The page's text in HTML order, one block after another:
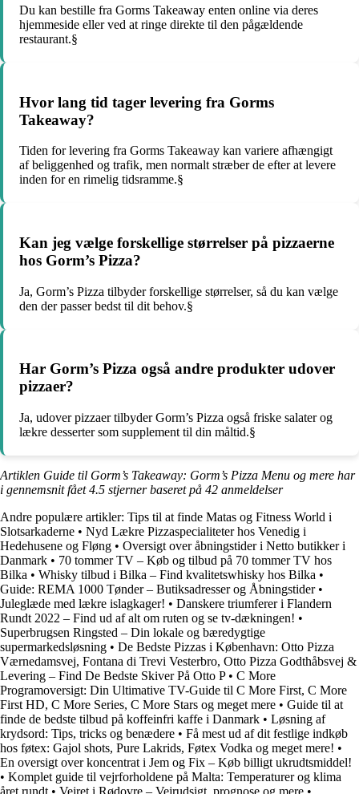
Du kan bestille fra Gorms Takeaway enten online via deres
hjemmeside eller ved at ringe direkte til den pågældende
restaurant.§
Hvor lang tid tager levering fra Gorms
Takeaway?
Tiden for levering fra Gorms Takeaway kan variere afhængigt
af beliggenhed og trafik, men normalt stræber de efter at levere
inden for en rimelig tidsramme.§
Kan jeg vælge forskellige størrelser på pizzaerne
hos Gorm’s Pizza?
Ja, Gorm’s Pizza tilbyder forskellige størrelser, så du kan vælge
den der passer bedst til dit behov.§
Har Gorm’s Pizza også andre produkter udover
pizzaer?
Ja, udover pizzaer tilbyder Gorm’s Pizza også friske salater og
lækre desserter som supplement til din måltid.§
Artiklen Guide til Gorm’s Takeaway: Gorm’s Pizza Menu og mere har
i gennemsnit fået4.5 stjerner baseret på 42 anmeldelser
Andre populære artikler: Tips til at finde Matas og Fitness World i
Slotsarkaderne • Nyd Lækre Pizzaspecialiteter hos Venedig i
Hedehusene og Fløng • Oversigt over åbningstider i Netto butikker i
Danmark • 70 tommer TV – Køb og tilbud på 70 tommer TV hos
Bilka • Whisky tilbud i Bilka – Find kvalitetswhisky hos Bilka •
Guide: REMA 1000 Tønder – Butiksadresser og Åbningstider•
Juleglæde med lækre islagkager! • Danskere triumferer i Flandern
Rundt 2022 – Find ud af alt om ruten og se tv-dækningen! •
Superbrugsen Ringsted – Din lokale og bæredygtige
supermarkedsløsning • De Bedste Pizzas i København: Otto Pizza
Værnedamsvej, Fontana di Trevi Vesterbro, Otto Pizza Godthåbsvej &
Levering – Find De Bedste Skiver På Otto P• C More
Programoversigt: Din Ultimative TV-Guide til C More First, C More
First HD, C More Series, C More Stars og meget mere • Guide til at
finde de bedste tilbud på koffeinfri kaffe i Danmark • Løsning af
krydsord: Tips, tricks og benædere • Få mest ud af dit festlige indkøb
hos føtex: Gajol shots, Pure Lakrids, Føtex Vodka og meget mere! •
En oversigt over koncentrat i Jem og Fix – Køb billigt ukrudtsmiddel!
• Komplet guide til vejrforholdene på Malta: Temperaturer og klima